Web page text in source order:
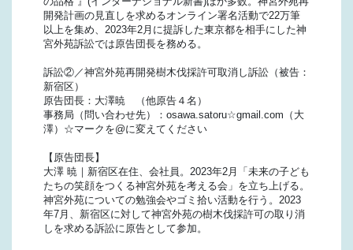
開発計画の見直しを求めるオンライン署名活動で22万筆
以上を集め、2023年2月に提訴した東京都を相手にした神
宮外苑訴訟では原告団長を務める。
訴訟②／神宮外苑再開発樹木伐採許可取消し訴訟（被告：
新宿区）
原告団長：大澤暁 （他原告４名）
事務局（問い合わせ先）：osawa.satoru☆gmail.com（大
澤）☆マークを@に変えてください
【原告団長】
大澤 暁｜新宿区在住、会社員。2023年2月「未来の子ども
たちの笑顔をつくる神宮外苑を考える会」を立ち上げる。
神宮外苑についての勉強会やゴミ拾い活動を行う。2023
年7月、新宿区に対して神宮外苑の樹木伐採許可の取り消
しを求める訴訟に原告として参加。